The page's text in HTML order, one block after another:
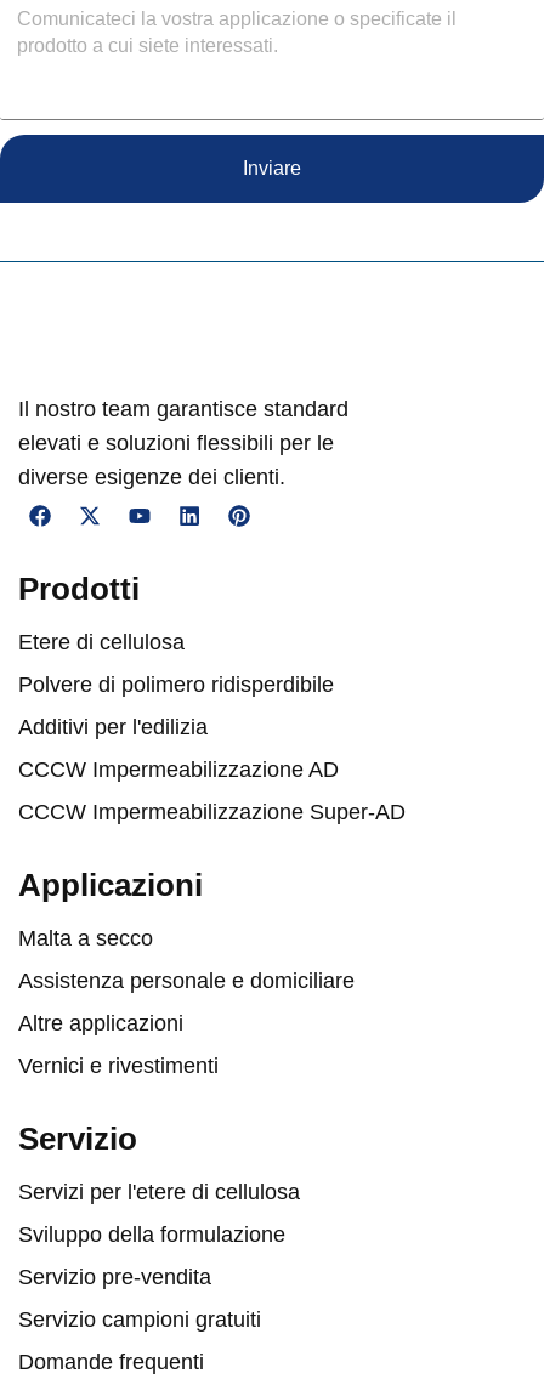
Inviare
Il nostro team garantisce standard
elevati e soluzioni flessibili per le
diverse esigenze dei clienti.
Prodotti
Etere di cellulosa
Polvere di polimero ridisperdibile
Additivi per l'edilizia
CCCW Impermeabilizzazione AD
CCCW Impermeabilizzazione Super-AD
Applicazioni
Malta a secco
Assistenza personale e domiciliare
Altre applicazioni
Vernici e rivestimenti
Servizio
Servizi per l'etere di cellulosa
Sviluppo della formulazione
Servizio pre-vendita
Servizio campioni gratuiti
Domande frequenti